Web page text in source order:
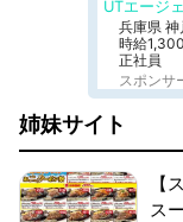
兵庫県 神
時給
正社員
スポンサ
姉妹サイト
【
ス